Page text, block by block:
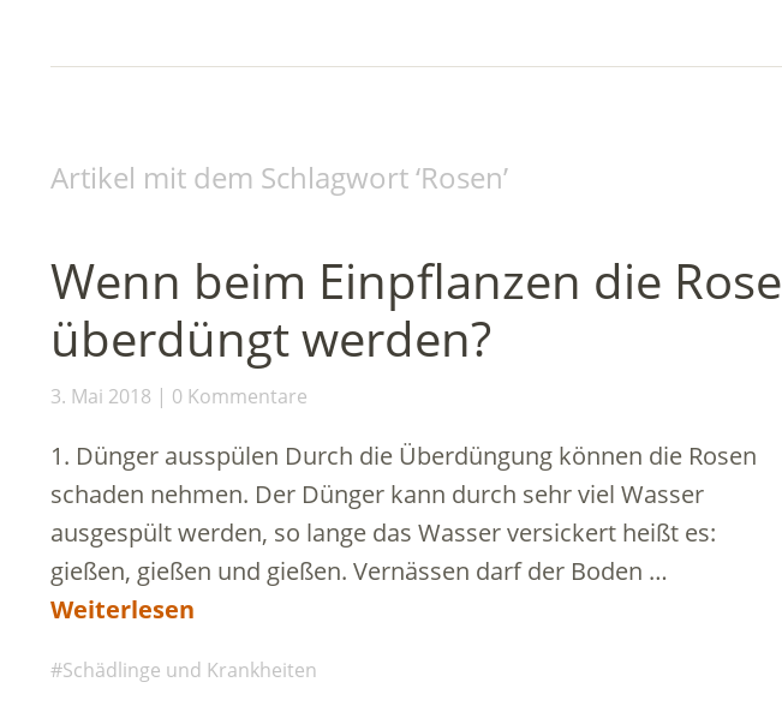
Artikel mit dem Schlagwort ‘Rosen’
Wenn beim Einpflanzen die
überdüngt werden?
3. Mai 2018 0 Kommentare
1. Dünger ausspülen Durch die Überdüngung können die Rosen
schaden nehmen. Der Dünger kann durch sehr viel Wasser
ausgespült werden, so lange das Wasser versickert heißt es:
gießen, gießen und gießen. Vernässen darf der Boden …
Weiterlesen
Schädlinge und Krankheiten